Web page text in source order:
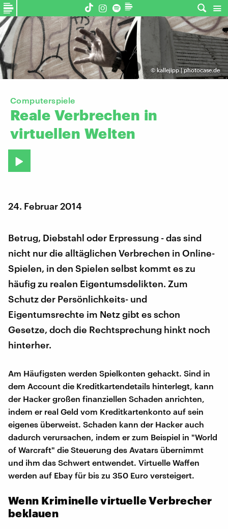
© kallejipp | photocase.de
Computerspiele
Reale Verbrechen in
virtuellen Welten
24. Februar 2014
Betrug, Diebstahl oder Erpressung - das sind
nicht nur die alltäglichen Verbrechen in Online-
Spielen, in den Spielen selbst kommt es zu
häufig zu realen Eigentumsdelikten. Zum
Schutz der Persönlichkeits- und
Eigentumsrechte im Netz gibt es schon
Gesetze, doch die Rechtsprechung hinkt noch
hinterher.
Am Häufigsten werden Spielkonten gehackt. Sind in
dem Account die Kreditkartendetails hinterlegt, kann
der Hacker großen finanziellen Schaden anrichten,
indem er real Geld vom Kreditkartenkonto auf sein
eigenes überweist. Schaden kann der Hacker auch
dadurch verursachen, indem er zum Beispiel in "World
of Warcraft" die Steuerung des Avatars übernimmt
und ihm das Schwert entwendet. Virtuelle Waffen
werden auf Ebay für bis zu 350 Euro versteigert.
Wenn Kriminelle virtuelle Verbrecher
beklauen